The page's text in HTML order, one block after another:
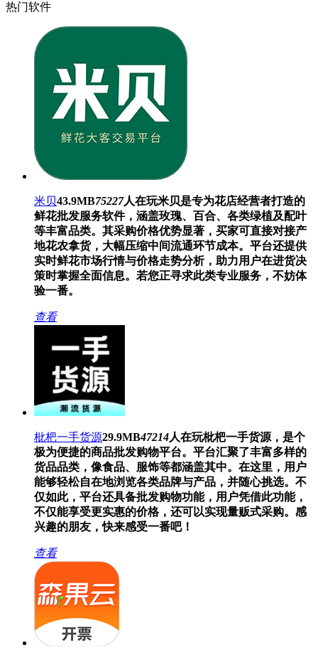
热门软件
米贝43.9MB75227人在玩米贝是专为花店经营者打造的
鲜花批发服务软件，涵盖玫瑰、百合、各类绿植及配叶
等丰富品类。其采购价格优势显著，买家可直接对接产
地花农拿货，大幅压缩中间流通环节成本。平台还提供
实时鲜花市场行情与价格走势分析，助力用户在进货决
策时掌握全面信息。若您正寻求此类专业服务，不妨体
验一番。
查看
枇杷一手货源29.9MB47214人在玩枇杷一手货源，是个
极为便捷的商品批发购物平台。平台汇聚了丰富多样的
货品品类，像食品、服饰等都涵盖其中。在这里，用户
能够轻松自在地浏览各类品牌与产品，并随心挑选。不
仅如此，平台还具备批发购物功能，用户凭借此功能，
不仅能享受更实惠的价格，还可以实现量贩式采购。感
兴趣的朋友，快来感受一番吧！
查看